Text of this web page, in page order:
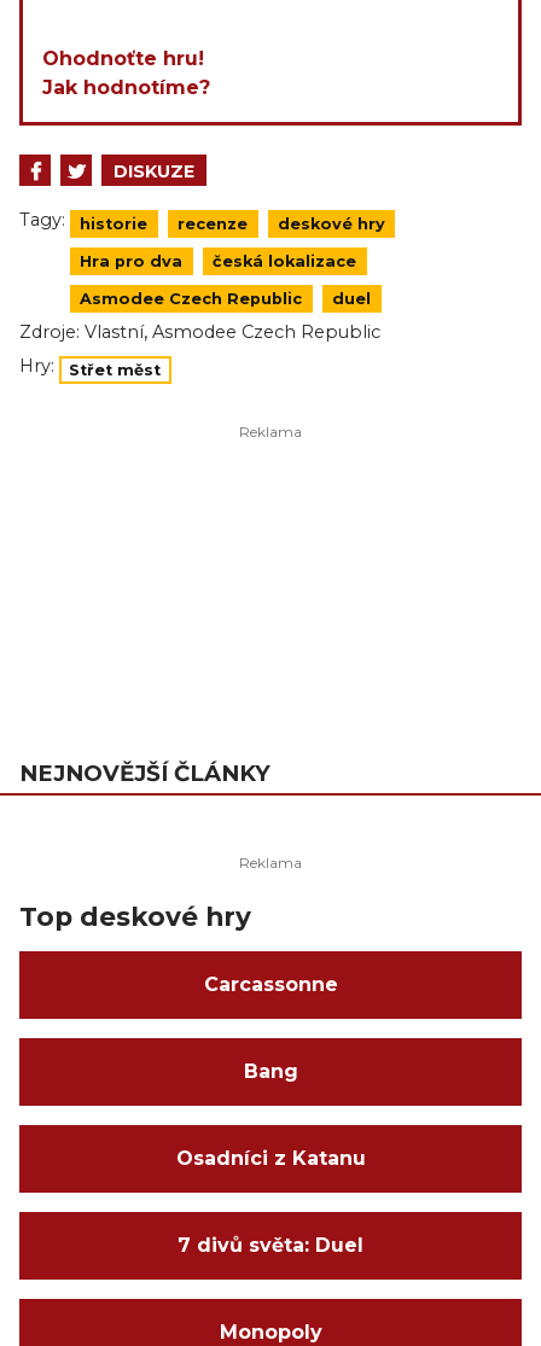
Ohodnoťte hru!
Jak hodnotíme?
DISKUZE
Tagy: historie recenze deskové hry
Hra pro dva česká lokalizace
Asmodee Czech Republic duel
Zdroje: Vlastní, Asmodee Czech Republic
Hry:
Střet měst
NEJNOVĚJŠÍ ČLÁNKY
Top deskové hry
Carcassonne
Bang
Osadníci z Katanu
7 divů světa: Duel
Monopoly